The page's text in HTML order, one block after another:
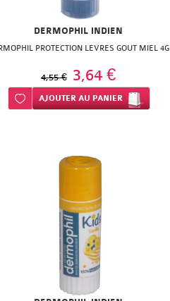
DERMOPHIL INDIEN
PROTECTION LEVRES GOUT MIEL 4G
4,55 € 3,64 €
Ajouter à ma liste d’envie
AJOUTER AU PANIER